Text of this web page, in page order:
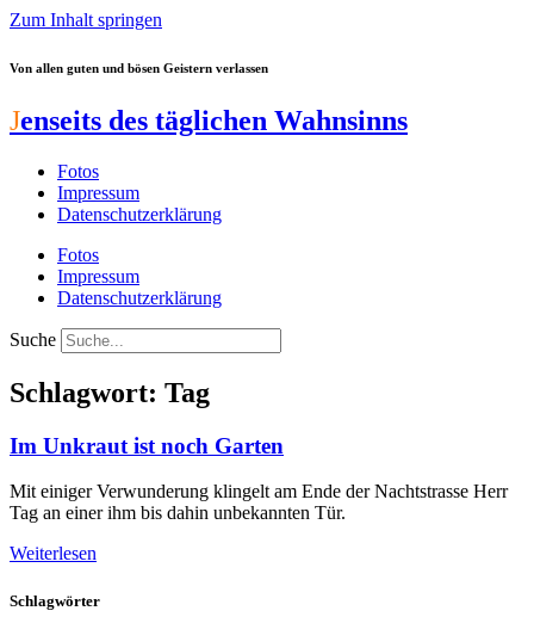
Zum Inhalt springen
Von allen guten und bösen Geistern verlassen
Jenseits des täglichen Wahnsinns
Fotos
Impressum
Datenschutzerklärung
Fotos
Impressum
Datenschutzerklärung
Suche
Schlagwort: Tag
Im Unkraut ist noch Garten
Mit einiger Verwunderung klingelt am Ende der Nachtstrasse Herr
Tag an einer ihm bis dahin unbekannten Tür.
Weiterlesen
Schlagwörter